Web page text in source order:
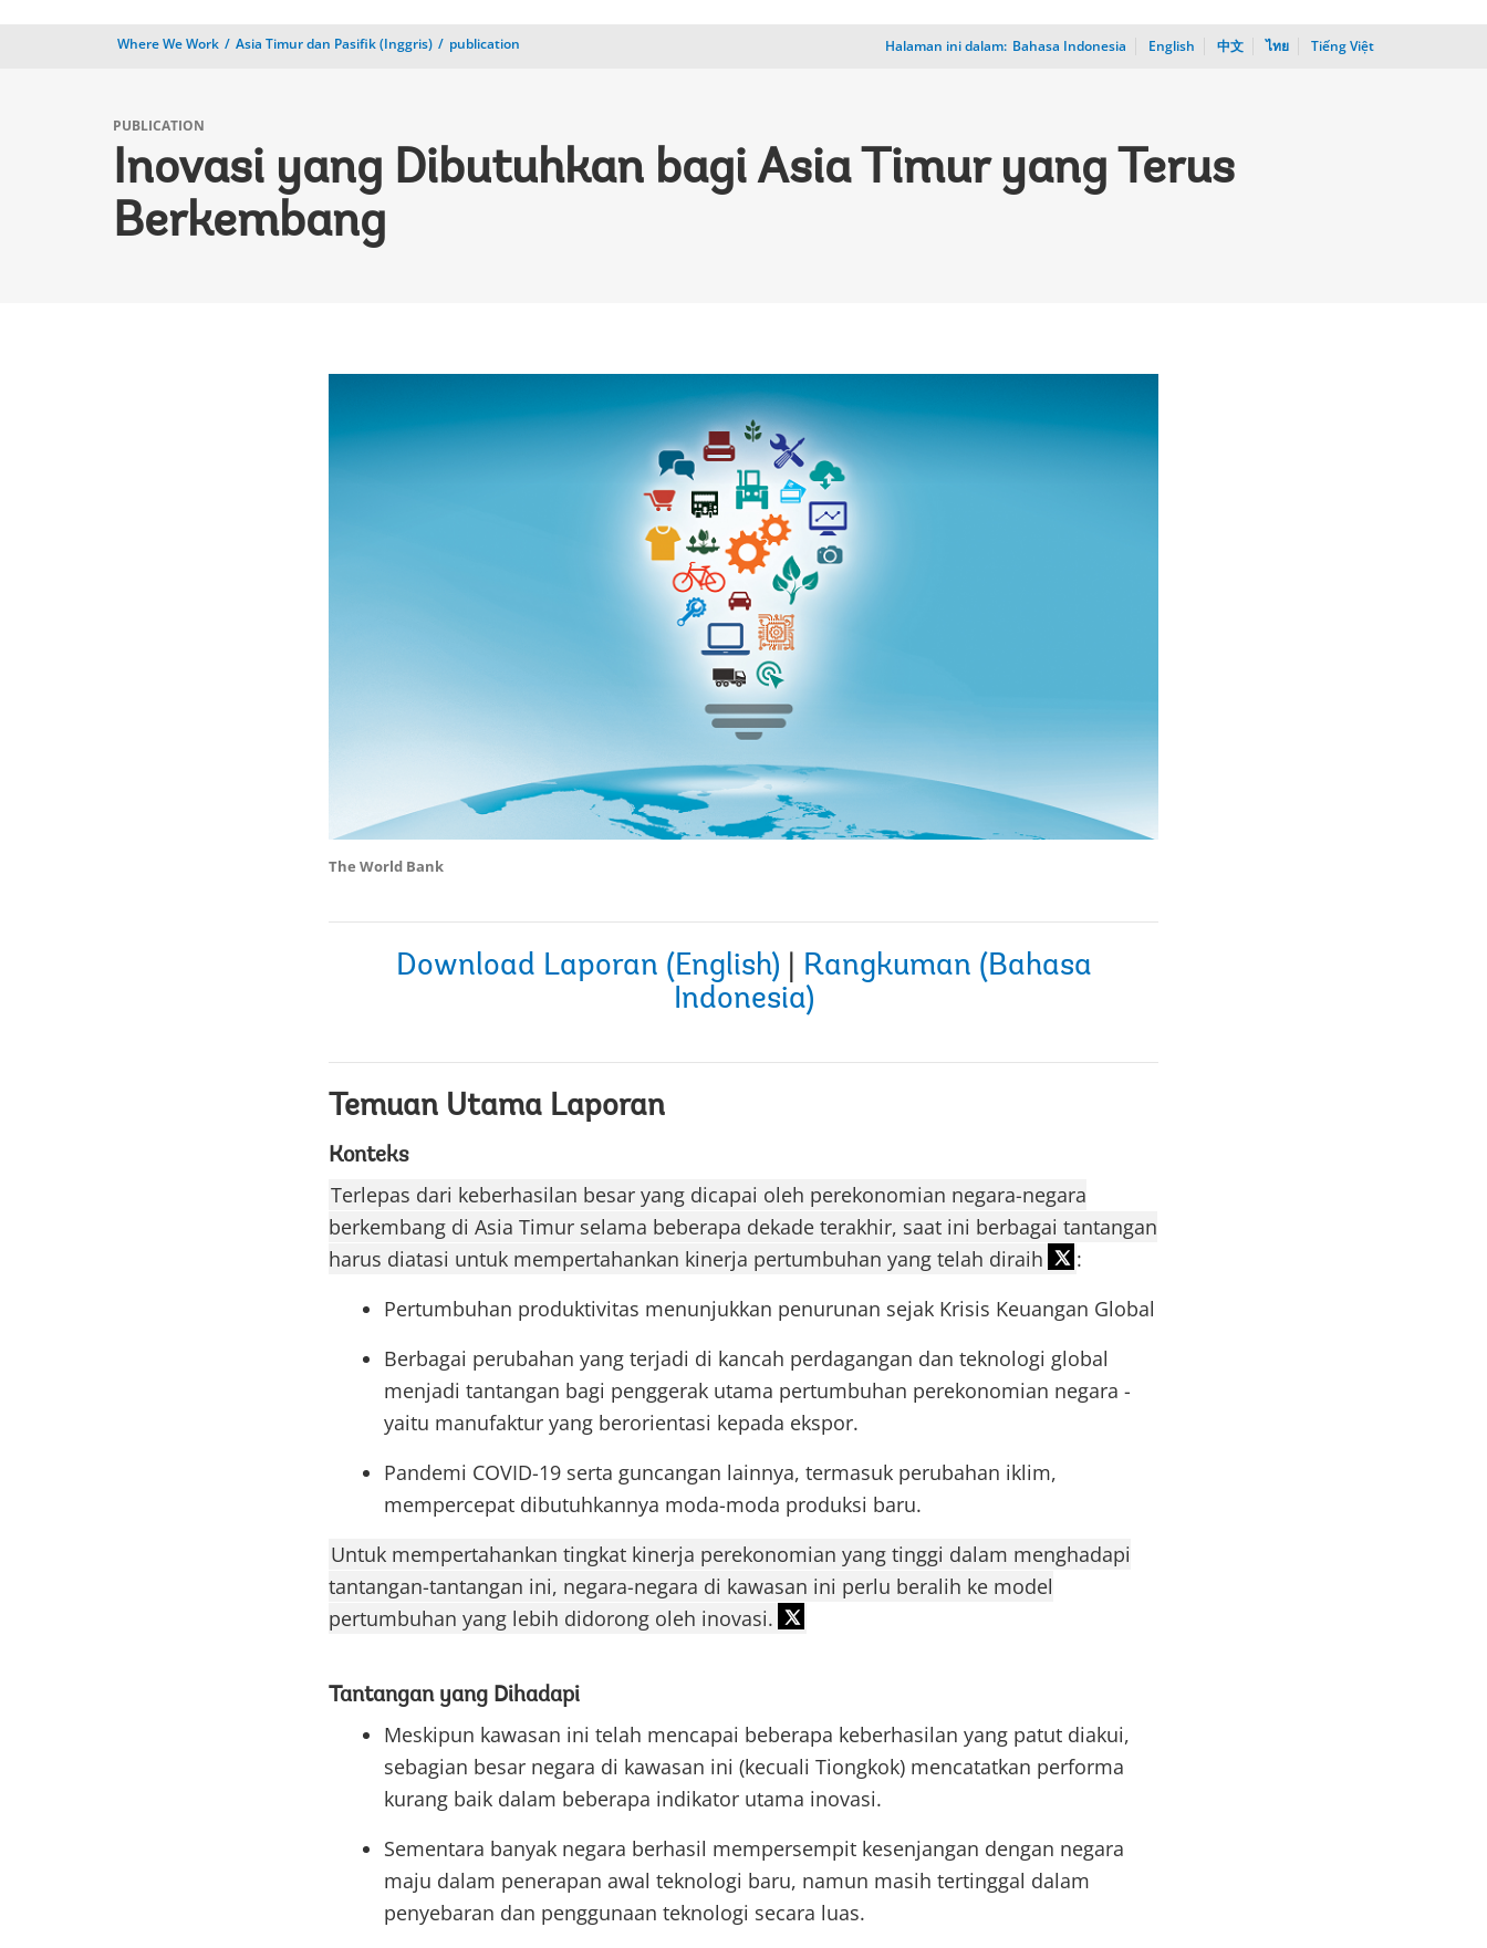
Where We Work Asia Timur dan Pasifik (Inggris) publication Halaman ini dalam: Bahasa Indonesia English 中文 ไทย Tiếng Việt
PUBLICATION
Inovasi yang Dibutuhkan bagi Asia Timur yang Terus
Berkembang
The World Bank
Download Laporan (English)
Rangkuman (Bahasa
Indonesia)
Temuan Utama Laporan
Konteks
Terlepas dari keberhasilan besar yang dicapai oleh perekonomian negara-negara
berkembang di Asia Timur selama beberapa dekade terakhir, saat ini berbagai tantangan
harus diatasi untuk mempertahankan kinerja pertumbuhan yang telah diraih
:
Pertumbuhan produktivitas menunjukkan penurunan sejak Krisis Keuangan Global
Berbagai perubahan yang terjadi di kancah perdagangan dan teknologi global
menjadi tantangan bagi penggerak utama pertumbuhan perekonomian negara -
yaitu manufaktur yang berorientasi kepada ekspor.
Pandemi COVID-19 serta guncangan lainnya, termasuk perubahan iklim,
mempercepat dibutuhkannya moda-moda produksi baru.
Untuk mempertahankan tingkat kinerja perekonomian yang tinggi dalam menghadapi
tantangan-tantangan ini, negara-negara di kawasan ini perlu beralih ke model
pertumbuhan yang lebih didorong oleh inovasi.
Tantangan yang Dihadapi
Meskipun kawasan ini telah mencapai beberapa keberhasilan yang patut diakui,
sebagian besar negara di kawasan ini (kecuali Tiongkok) mencatatkan performa
kurang baik dalam beberapa indikator utama inovasi.
Sementara banyak negara berhasil mempersempit kesenjangan dengan negara
maju dalam penerapan awal teknologi baru, namun masih tertinggal dalam
penyebaran dan penggunaan teknologi secara luas.